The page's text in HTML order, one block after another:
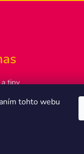
tohto webu
tipy